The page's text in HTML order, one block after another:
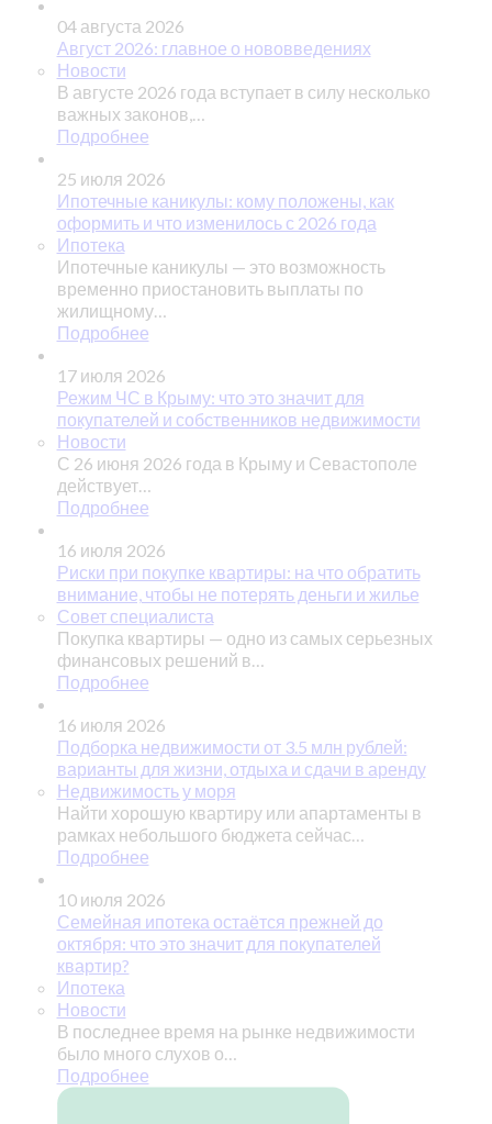
04 августа 2026
Август 2026: главное о нововведениях
Новости
В августе 2026 года вступает в силу несколько
важных законов,…
Подробнее
25 июля 2026
Ипотечные каникулы: кому положены, как
оформить и что изменилось с 2026 года
Ипотека
Ипотечные каникулы — это возможность
временно приостановить выплаты по
жилищному…
Подробнее
17 июля 2026
Режим ЧС в Крыму: что это значит для
покупателей и собственников недвижимости
Новости
С 26 июня 2026 года в Крыму и Севастополе
действует…
Подробнее
16 июля 2026
Риски при покупке квартиры: на что обратить
внимание, чтобы не потерять деньги и жилье
Совет специалиста
Покупка квартиры — одно из самых серьезных
финансовых решений в…
Подробнее
16 июля 2026
Подборка недвижимости от 3.5 млн рублей:
варианты для жизни, отдыха и сдачи в аренду
Недвижимость у моря
Найти хорошую квартиру или апартаменты в
рамках небольшого бюджета сейчас…
Подробнее
10 июля 2026
Семейная ипотека остаётся прежней до
октября: что это значит для покупателей
квартир?
Ипотека
Новости
В последнее время на рынке недвижимости
было много слухов о…
Подробнее